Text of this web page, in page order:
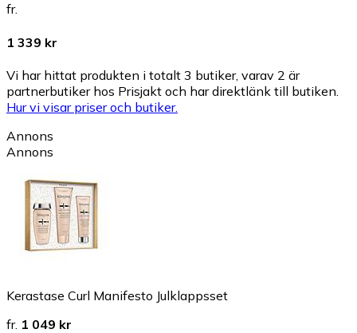
fr.
1 339 kr
Vi har hittat produkten i totalt 3 butiker, varav 2 är
partnerbutiker hos Prisjakt och har direktlänk till butiken.
Hur vi visar priser och butiker.
Annons
Annons
Kerastase Curl Manifesto Julklappsset
fr. 1 049 kr